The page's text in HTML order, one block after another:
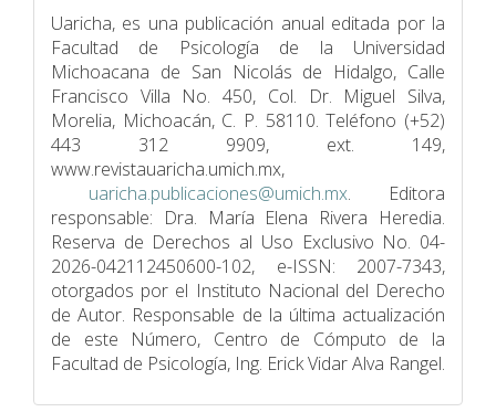
Uaricha, es una publicación anual editada por la
Facultad de Psicologí­a de la Universidad
Michoacana de San Nicolás de Hidalgo, Calle
Francisco Villa No. 450, Col. Dr. Miguel Silva,
Morelia, Michoacán, C. P. 58110. Teléfono (+52)
443 312 9909, ext. 149,
www.revistauaricha.umich.mx,
uaricha.publicaciones@umich.mx. Editora
responsable: Dra. María Elena Rivera Heredia.
Reserva de Derechos al Uso Exclusivo No. 04-
2026-042112450600-102, e-ISSN: 2007-7343,
otorgados por el Instituto Nacional del Derecho
de Autor. Responsable de la última actualización
de este Número, Centro de Cómputo de la
Facultad de Psicologí­a, Ing. Erick Vidar Alva Rangel.